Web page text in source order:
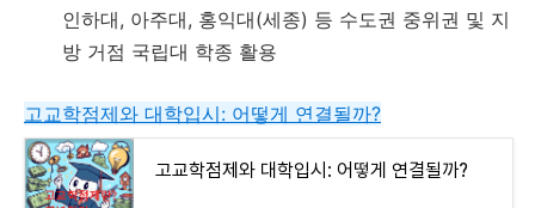
인하대, 아주대, 홍익대(세종) 등 수도권 중위권 및 지
방 거점 국립대 학종 활용
고교학점제와 대학입시: 어떻게 연결될까?
고교학점제와 대학입시: 어떻게 연결될까?